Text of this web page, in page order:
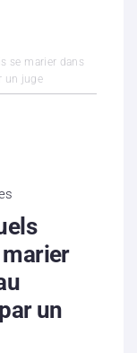
se marier dans
un juge
un